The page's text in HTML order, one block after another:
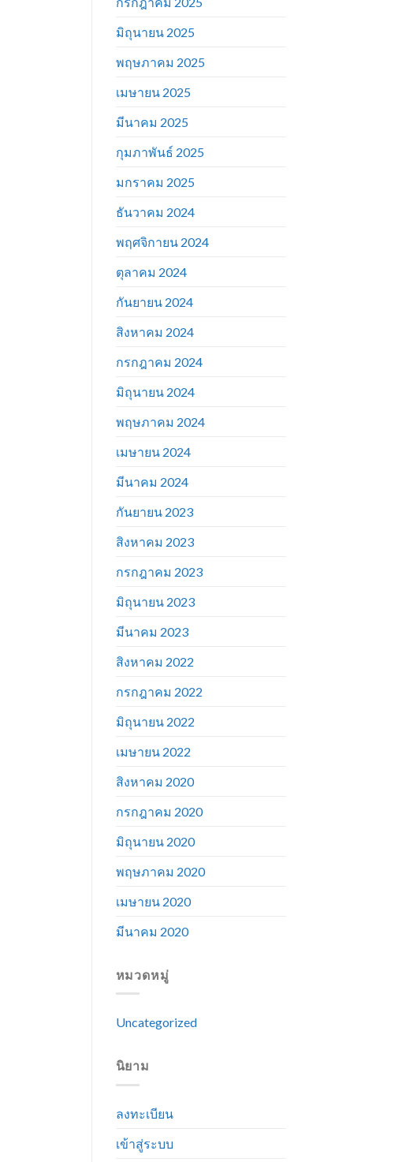
มิถุนายน 2025
พฤษภาคม 2025
เมษายน 2025
มีนาคม 2025
กุมภาพันธ์ 2025
มกราคม 2025
ธันวาคม 2024
พฤศจิกายน 2024
ตุลาคม 2024
กันยายน 2024
สิงหาคม 2024
กรกฎาคม 2024
มิถุนายน 2024
พฤษภาคม 2024
เมษายน 2024
มีนาคม 2024
กันยายน 2023
สิงหาคม 2023
กรกฎาคม 2023
มิถุนายน 2023
มีนาคม 2023
สิงหาคม 2022
กรกฎาคม 2022
มิถุนายน 2022
เมษายน 2022
สิงหาคม 2020
กรกฎาคม 2020
มิถุนายน 2020
พฤษภาคม 2020
เมษายน 2020
มีนาคม 2020
หมวดหมู่
Uncategorized
นิยาม
ลงทะเบียน
เข้าสู่ระบบ